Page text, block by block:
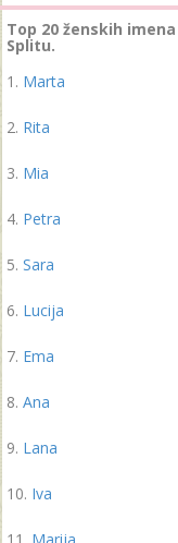
Top 20 ženskih
Splitu.
Marta
Rita
Mia
Petra
Sara
Lucija
Ema
Ana
Lana
Iva
Marija